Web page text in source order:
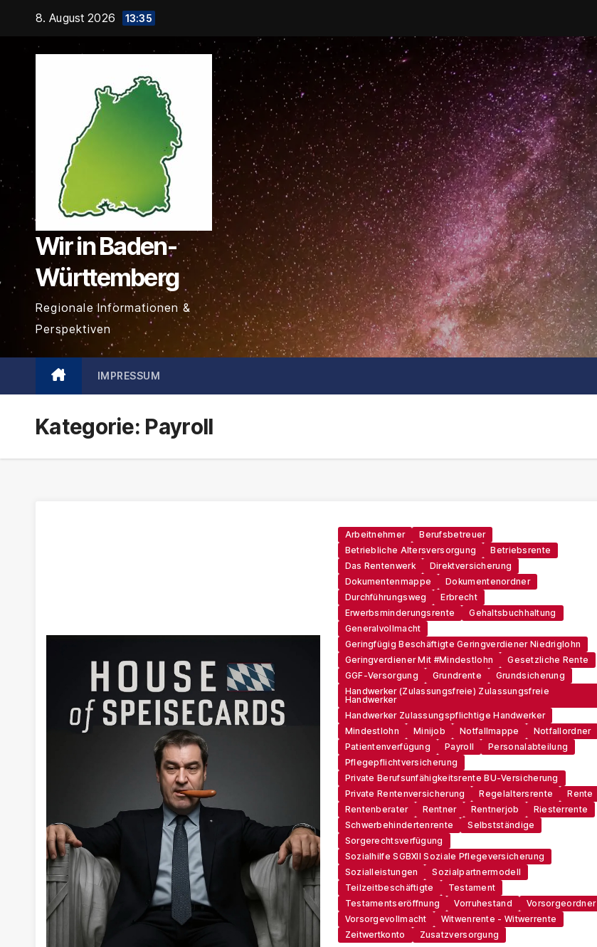
springen
8. August 2026 13:35
Wir in Baden-
Württemberg
Regionale Informationen &
Perspektiven
IMPRESSUM
Kategorie: Payroll
Arbeitnehmer
Berufsbetreuer
Betriebliche Altersversorgung
Betriebsrente
Das Rentenwerk
Direktversicherung
Dokumentenmappe
Dokumentenordner
Durchführungsweg
Erbrecht
Erwerbsminderungsrente
Gehaltsbuchhaltung
Generalvollmacht
Geringfügig Beschäftigte Geringverdiener Niedriglohn
Geringverdiener Mit #Mindestlohn
Gesetzliche Rente
GGF-Versorgung
Grundrente
Grundsicherung
Handwerker (zulassungsfreie) Zulassungsfreie
Handwerker
Handwerker Zulassungspflichtige Handwerker
Mindestlohn
Minijob Notfallmappe
Notfallordner
Patientenverfügung
Payroll
Personalabteilung
Pflegepflichtversicherung
Private Berufsunfähigkeitsrente BU-Versicherung
Private Rentenversicherung
Regelaltersrente
Rente
Rentenberater
Rentner Rentnerjob
Riesterrente
Schwerbehindertenrente
Selbstständige
Sorgerechtsverfügung
Sozialhilfe SGBXII Soziale Pflegeversicherung
Sozialleistungen
Sozialpartnermodell
Teilzeitbeschäftigte
Testament
Testamentseröffnung
Vorruhestand
Vorsorgeordner
Vorsorgevollmacht
Witwenrente - Witwerrente
Zeitwertkonto
Zusatzversorgung